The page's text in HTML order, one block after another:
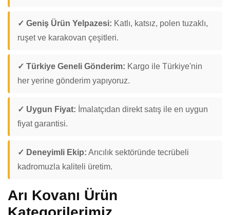
✓ Geniş Ürün Yelpazesi: Katlı, katsız, polen tuzaklı,
ruşet ve karakovan çeşitleri.
✓ Türkiye Geneli Gönderim: Kargo ile Türkiye'nin
her yerine gönderim yapıyoruz.
✓ Uygun Fiyat: İmalatçıdan direkt satış ile en uygun
fiyat garantisi.
✓ Deneyimli Ekip: Arıcılık sektöründe tecrübeli
kadromuzla kaliteli üretim.
Arı Kovanı Ürün